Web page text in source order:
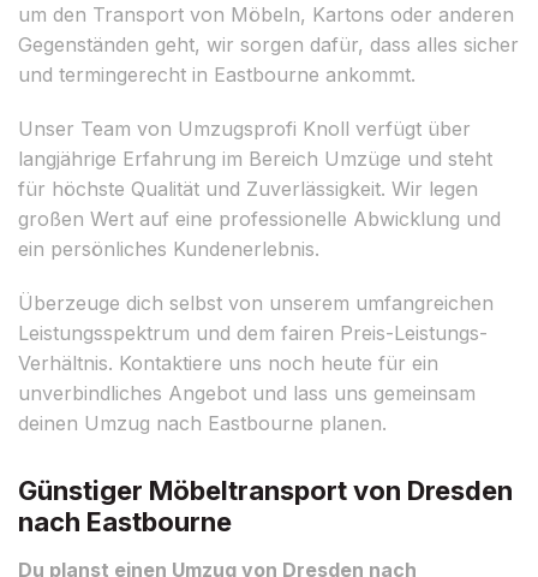
um den Transport von Möbeln, Kartons oder anderen
Gegenständen geht, wir sorgen dafür, dass alles sicher
und termingerecht in Eastbourne ankommt.
Unser Team von Umzugsprofi Knoll verfügt über
langjährige Erfahrung im Bereich Umzüge und steht
für höchste Qualität und Zuverlässigkeit. Wir legen
großen Wert auf eine professionelle Abwicklung und
ein persönliches Kundenerlebnis.
Überzeuge dich selbst von unserem umfangreichen
Leistungsspektrum und dem fairen Preis-Leistungs-
Verhältnis. Kontaktiere uns noch heute für ein
unverbindliches Angebot und lass uns gemeinsam
deinen Umzug nach Eastbourne planen.
Günstiger Möbeltransport von Dresden
nach Eastbourne
Du planst einen Umzug von Dresden nach